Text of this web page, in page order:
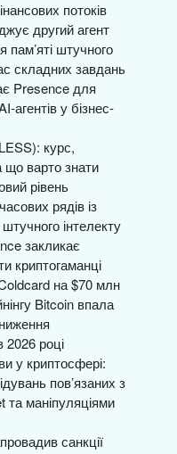
потоків
другий агент
штучного
складних завдань
Presence для
агентів у бізнес-
курс,
що варто знати
рівень
рядів із
інтелекту
закликає
криптогаманці
на $70 млн
Bitcoin впала
2026 році
у криптосфері:
пов’язаних з
та маніпуляціями
санкції